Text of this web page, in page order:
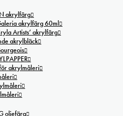
akrylfärg
akrylfärg 60ml
Artists’ akrylfärg
akrylbläck
akrylmåleri
oljefärg